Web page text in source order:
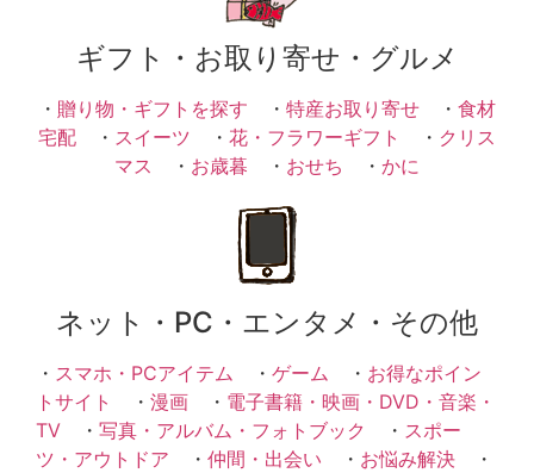
ギフト・お取り寄せ・グルメ
・ 贈り物・ギフトを探す ・ 特産お取り寄せ ・ 食材
宅配 ・ スイーツ ・ 花・フラワーギフト ・ クリス
マス ・ お歳暮 ・ おせち ・ かに
ネット・PC・エンタメ・その他
・ スマホ・PCアイテム ・ ゲーム ・ お得なポイン
トサイト
・ 漫画 ・ 電子書籍・映画・DVD・音楽・
TV ・ 写真・アルバム・フォトブック ・ スポー
ツ・アウトドア ・ 仲間・出会い ・ お悩み解決 ・